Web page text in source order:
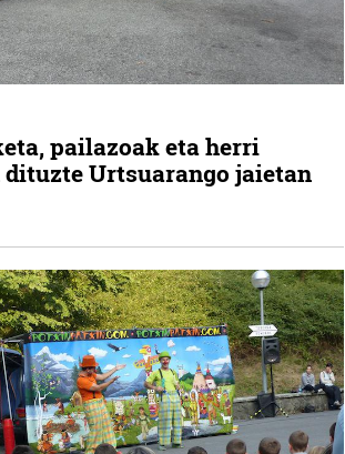
pailazoak eta herri
Urtsuarango jaietan